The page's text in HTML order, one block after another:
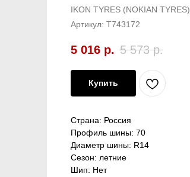
IKON TYRES (NOKIAN TYRES)
Артикул: T743172
5 016 р. 5 573 р.
Купить
Страна: Россия
Профиль шины: 70
Диаметр шины: R14
Сезон: летние
Шип: Нет